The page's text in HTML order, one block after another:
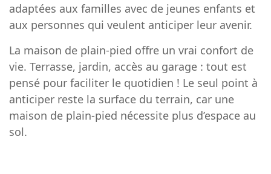
adaptées aux familles avec de jeunes enfants et
aux personnes qui veulent anticiper leur avenir.
La maison de plain-pied offre un vrai confort de
vie. Terrasse, jardin, accès au garage : tout est
pensé pour faciliter le quotidien ! Le seul point à
anticiper reste la surface du terrain, car une
maison de plain-pied nécessite plus d’espace au
sol.